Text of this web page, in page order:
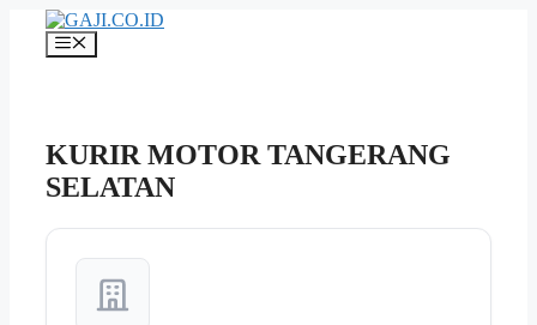
Langsung
Menu
KURIR MOTOR TANGERANG
SELATAN